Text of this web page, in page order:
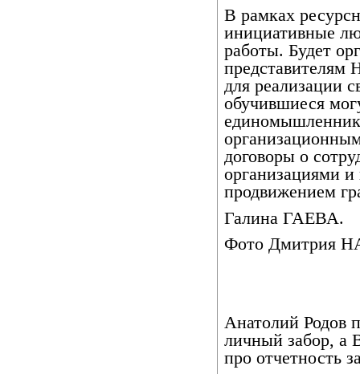
В рамках
инициативные
работы. Будет
для реализации
обучившиеся
договоры о
организациями
продвижением
Галина ГАЕВА.
Фото Дмитрия
Анатолий Родов
личный забор, а
про отчетность